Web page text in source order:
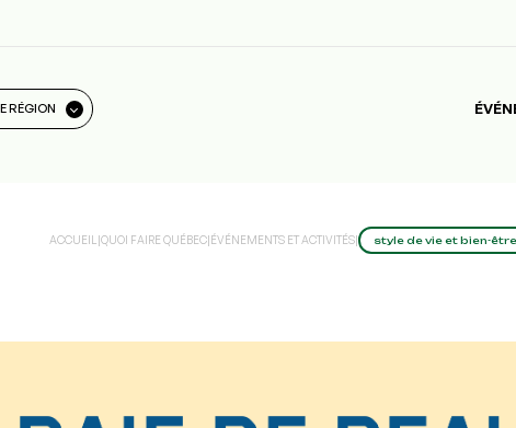
RÉGION
ACCUEIL |QUOI FAIRE QUÉBEC|ÉVÉNEMENTS ET ACTIVITÉS| style de vie et bien-être